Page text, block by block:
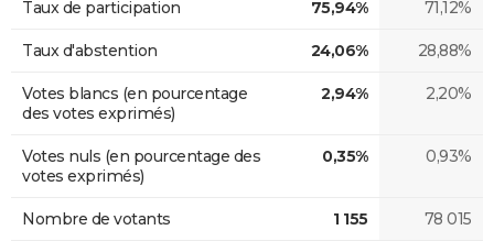
Taux de participation 75,94% 71,12%
Taux d'abstention 24,06% 28,88%
Votes blancs (en pourcentage
des votes exprimés)
2,94% 2,20%
Votes nuls (en pourcentage des
votes exprimés)
0,35% 0,93%
Nombre de votants 1 155 78 015